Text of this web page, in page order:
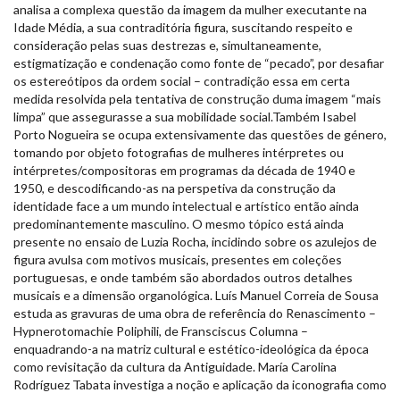
analisa a complexa questão da imagem da mulher executante na
Idade Média, a sua contraditória figura, suscitando respeito e
consideração pelas suas destrezas e, simultaneamente,
estigmatização e condenação como fonte de “pecado”, por desafiar
os estereótipos da ordem social – contradição essa em certa
medida resolvida pela tentativa de construção duma imagem “mais
limpa” que assegurasse a sua mobilidade social.Também Isabel
Porto Nogueira se ocupa extensivamente das questões de género,
tomando por objeto fotografias de mulheres intérpretes ou
intérpretes/compositoras em programas da década de 1940 e
1950, e descodificando-as na perspetiva da construção da
identidade face a um mundo intelectual e artístico então ainda
predominantemente masculino. O mesmo tópico está ainda
presente no ensaio de Luzia Rocha, incidindo sobre os azulejos de
figura avulsa com motivos musicais, presentes em coleções
portuguesas, e onde também são abordados outros detalhes
musicais e a dimensão organológica. Luís Manuel Correia de Sousa
estuda as gravuras de uma obra de referência do Renascimento –
Hypnerotomachie Poliphili, de Fransciscus Columna –
enquadrando-a na matriz cultural e estético-ideológica da época
como revisitação da cultura da Antiguidade. María Carolina
Rodríguez Tabata investiga a noção e aplicação da iconografia como